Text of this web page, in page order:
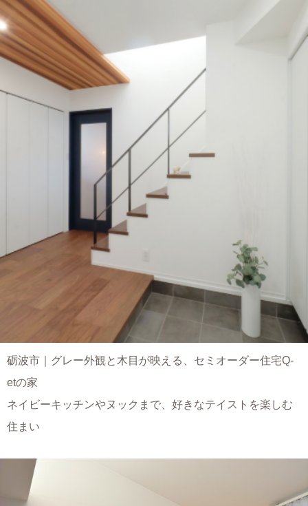
砺波市｜グレー外観と木目が映える、セミオーダー住宅Q-
etの家
ネイビーキッチンやヌックまで、好きなテイストを楽しむ
住まい